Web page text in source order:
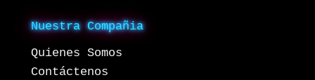
Nuestra Compañia
Quienes Somos
Contáctenos